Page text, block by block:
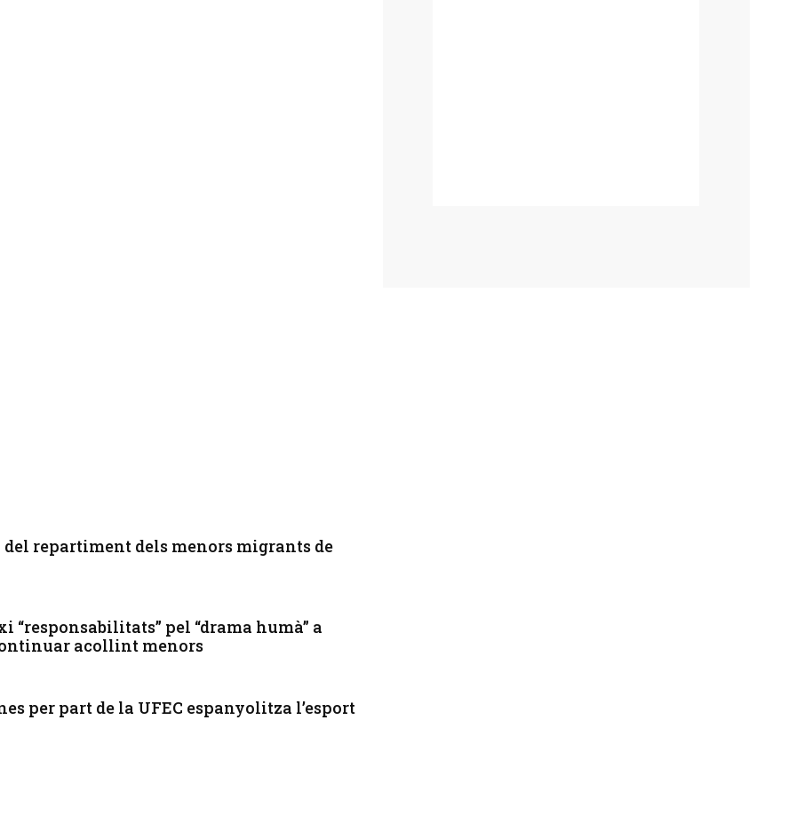
repartiment dels menors migrants de
“responsabilitats” pel “drama humà” a
acollint menors
per part de la UFEC espanyolitza l’esport